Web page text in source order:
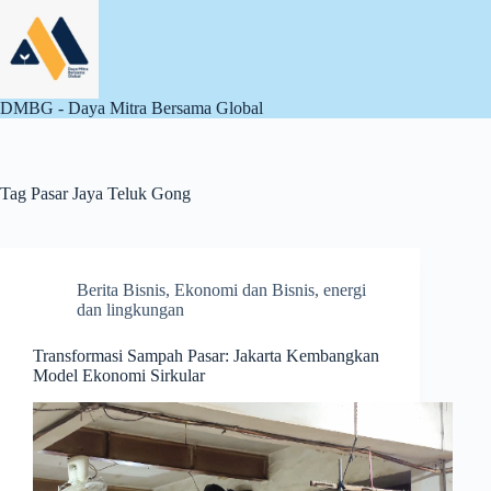
content
DMBG - Daya Mitra Bersama Global
Tag Pasar Jaya Teluk Gong
Berita Bisnis, Ekonomi dan Bisnis, energi
dan lingkungan
Transformasi Sampah Pasar: Jakarta Kembangkan
Model Ekonomi Sirkular